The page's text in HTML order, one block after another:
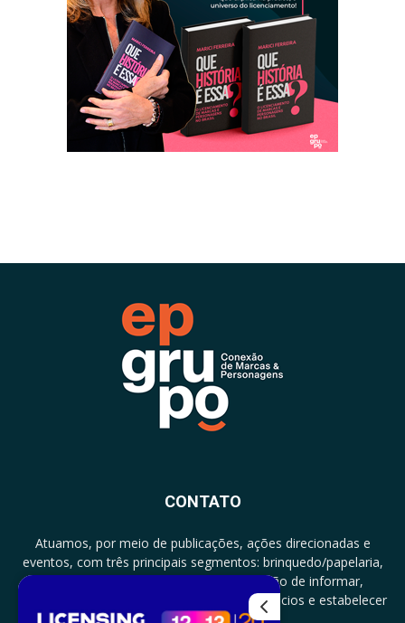
CONTATO
Atuamos, por meio de publicações, ações direcionadas e
eventos, com três principais segmentos: brinquedo/papelaria,
licenciamento e zero a três com a missão de informar,
documentar, proporcionar encontro de negócios e estabelecer
parcerias.